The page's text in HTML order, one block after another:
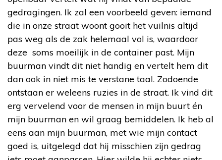
gedragingen. Ik zal een voorbeeld geven: iemand
die in onze straat woont gooit het vuilnis altijd
pas weg als de zak helemaal vol is, waardoor
deze soms moeilijk in de container past. Mijn
buurman vindt dit niet handig en vertelt hem dit
dan ook in niet mis te verstane taal. Zodoende
ontstaan er weleens ruzies in de straat. Ik vind dit
erg vervelend voor de mensen in mijn buurt én
mijn buurman en wil graag bemiddelen. Ik heb al
eens aan mijn buurman, met wie mijn contact
goed is, uitgelegd dat hij misschien zijn gedrag